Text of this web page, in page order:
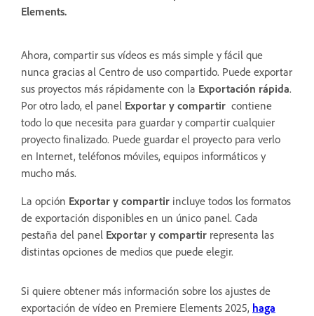
Elements.
Ahora, compartir sus vídeos es más simple y fácil que
nunca gracias al Centro de uso compartido. Puede exportar
sus proyectos más rápidamente con la Exportación rápida.
Por otro lado, el panel Exportar y compartir contiene
todo lo que necesita para guardar y compartir cualquier
proyecto finalizado. Puede guardar el proyecto para verlo
en Internet, teléfonos móviles, equipos informáticos y
mucho más.
La opción Exportar y compartir incluye todos los formatos
de exportación disponibles en un único panel. Cada
pestaña del panel Exportar y compartir representa las
distintas opciones de medios que puede elegir.
Si quiere obtener más información sobre los ajustes de
exportación de vídeo en Premiere Elements 2025, haga